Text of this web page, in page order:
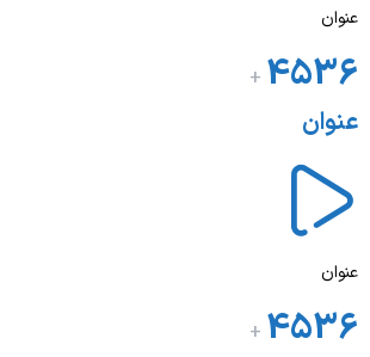
عنوان
4536
+
عنوان
عنوان
4536
+